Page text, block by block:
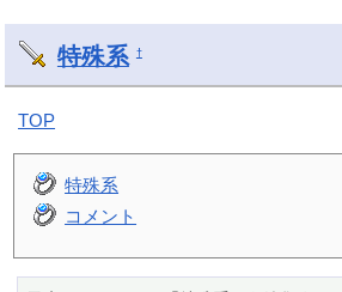
特殊系 †
TOP
特殊系
コメント